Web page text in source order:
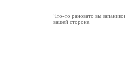
Что-то рановато вы
вашей стороне.